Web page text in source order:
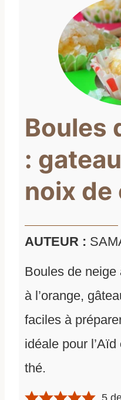
Boules
:
noix de
AUTEUR :
Boules de
à l’orange,
faciles à
idéale pour
thé.